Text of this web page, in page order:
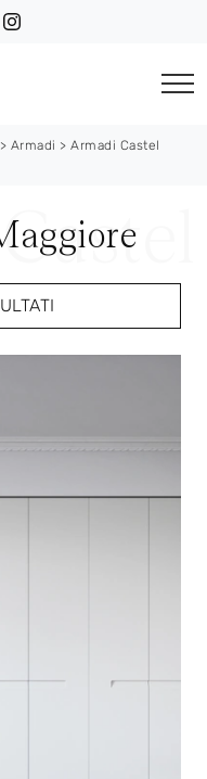
> Armadi > Armadi Castel